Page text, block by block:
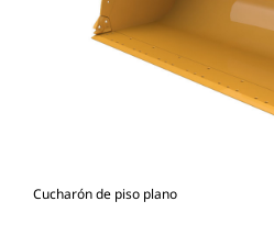
Cucharón de piso plano